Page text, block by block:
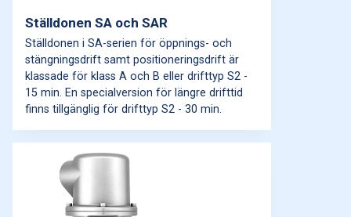
Ställdonen SA och SAR
Ställdonen i SA-serien för öppnings- och
stängningsdrift samt positioneringsdrift är
klassade för klass A och B eller drifttyp S2 -
15 min. En specialversion för längre drifttid
finns tillgänglig för drifttyp S2 - 30 min.